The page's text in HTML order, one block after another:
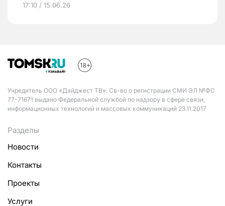
17:10 / 15.06.26
Учредитель ООО «Дайджест ТВ». Св-во о регистрации СМИ ЭЛ №ФС
77-71671 выдано Федеральной службой по надзору в сфере связи,
информационных технологий и массовых коммуникаций 23.11.2017
Разделы
Новости
Контакты
Проекты
Услуги